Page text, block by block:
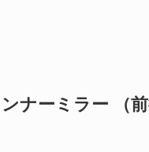
ナーミラー （